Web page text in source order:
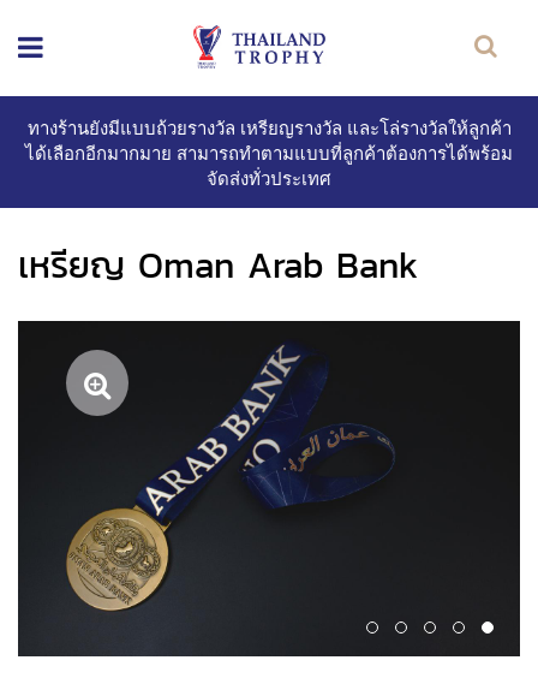
ทางร้านยังมีแบบถ้วยรางวัล เหรียญรางวัล และโล่รางวัลให้ลูกค้า
ได้เลือกอีกมากมาย สามารถทำตามแบบที่ลูกค้าต้องการได้พร้อม
จัดส่งทั่วประเทศ
เหรียญ Oman Arab Bank